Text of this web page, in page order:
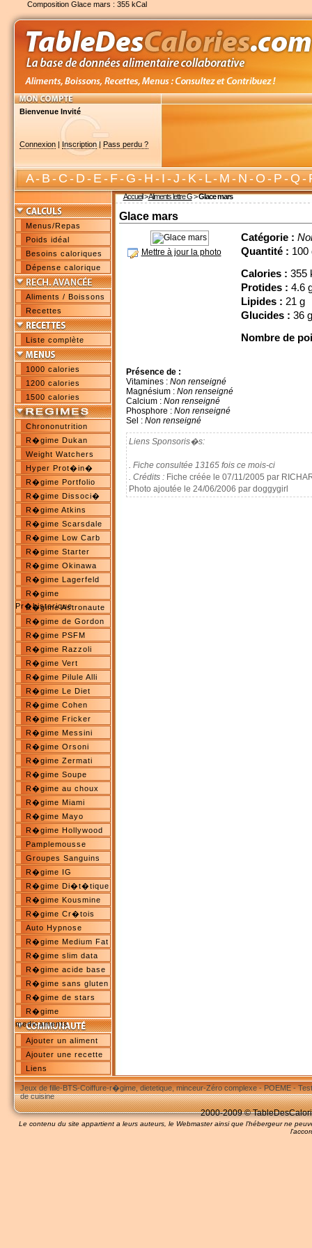
Composition Glace mars : 355 kCal
Bienvenue Invité
Connexion| Inscription| Pass perdu ?
A-B-C-D-E-F-G-H-I-J-K-L-M-N-O-P-Q-
Accueil>Aliments lettre G>Glace mars
Menus/Repas
Poids idéal
Besoins caloriques
Dépense calorique
Aliments / Boissons
Recettes
Liste complète
1000 calories
1200 calories
1500 calories
Chrononutrition
R�gime Dukan
Weight Watchers
Hyper Prot�in�
R�gime Portfolio
R�gime Dissoci�
R�gime Atkins
R�gime Scarsdale
R�gime Low Carb
R�gime Starter
R�gime Okinawa
R�gime Lagerfeld
R�gime
Pr�historique
R�gime Astronaute
R�gime de Gordon
R�gime PSFM
R�gime Razzoli
R�gime Vert
R�gime Pilule Alli
R�gime Le Diet
R�gime Cohen
R�gime Fricker
R�gime Messini
R�gime Orsoni
R�gime Zermati
R�gime Soupe
R�gime au choux
R�gime Miami
R�gime Mayo
R�gime Hollywood
Pamplemousse
Groupes Sanguins
R�gime IG
R�gime Di�t�tique
R�gime Kousmine
R�gime Cr�tois
Auto Hypnose
R�gime Medium Fat
R�gime slim data
R�gime acide base
R�gime sans gluten
R�gime de stars
R�gime
medicaments
Ajouter un aliment
Ajouter une recette
Liens
Glace mars
Mettre à jour la photo
Catégorie :
Quantité : 100
Calories : 355
Protides : 4.6
Lipides : 21 g
Glucides : 36 g
Nombre de
Présence de :
Vitamines : Non renseigné
Magnésium : Non renseigné
Calcium : Non renseigné
Phosphore : Non renseigné
Sel : Non renseigné
Liens Sponsoris�s:
. Fiche consultée 13165 fois ce mois-ci
. Crédits :Fiche créée le 07/11/2005 par
Photo ajoutée le 24/06/2006 par doggygirl
Jeux de fille-BTS-Coiffure-r�gime, dietetique, minceur-Zéro complexe-POEME-
de cuisine
2000-2009 ©
Le contenu du site appartient a leurs auteurs, le Webmaster ainsi que l'hébergeur ne